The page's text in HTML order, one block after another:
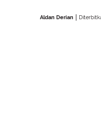
Aldan Derian